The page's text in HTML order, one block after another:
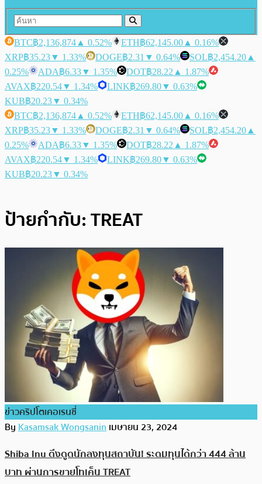
BTC฿2,136,874 ▲ 0.52% ETH฿62,145.00 ▲ 0.16%
XRP฿35.23▼ 1.33% DOGE฿2.31 ▼ 0.64% SOL฿2,454.20 ▲
0.25%
ADA฿6.33▼ 1.35% DOT฿28.22 ▲ 1.87%
AVAX฿220.54▼ 1.34% LINK฿269.80▼ 0.63%
KUB฿20.23▼ 0.34%
BTC฿2,136,874 ▲ 0.52% ETH฿62,145.00 ▲ 0.16%
XRP฿35.23▼ 1.33% DOGE฿2.31 ▼ 0.64% SOL฿2,454.20 ▲
0.25%
ADA฿6.33▼ 1.35% DOT฿28.22 ▲ 1.87%
AVAX฿220.54▼ 1.34% LINK฿269.80▼ 0.63%
KUB฿20.23▼ 0.34%
ป้ายกำกับ:TREAT
ข่าวคริปโตเคอเรนซี่
ByKasamsak Wongsaninเมษายน 23, 2024
Shiba Inu ดึงดูดนักลงทุนสถาบัน! ระดมทุนได้กว่า 444 ล้าน
บาท ผ่านการขายโทเค็น TREAT